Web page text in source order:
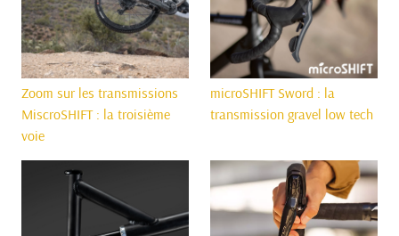
Zoom sur les transmissions
MiscroSHIFT : la troisième
voie
microSHIFT Sword : la
transmission gravel low tech